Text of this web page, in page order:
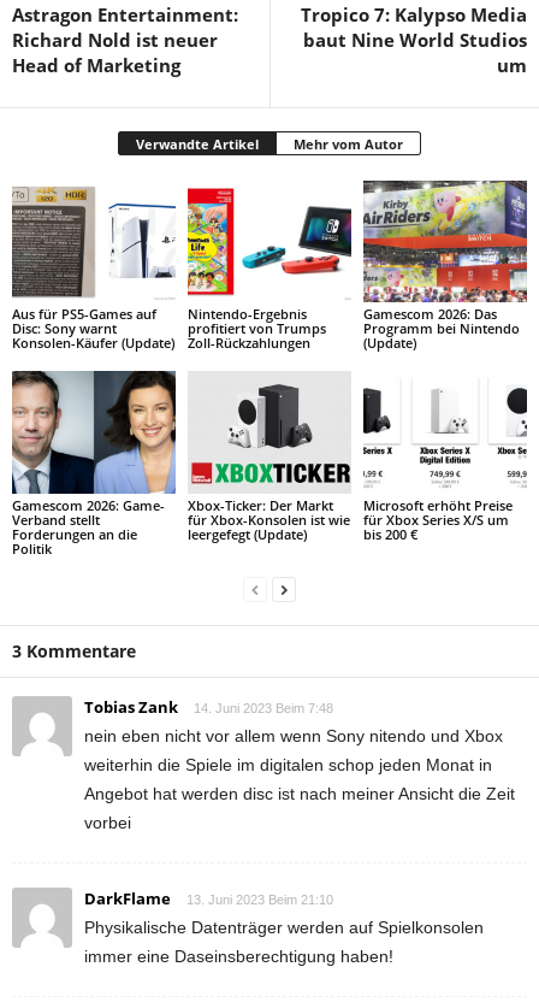
Astragon Entertainment:
Richard Nold ist neuer
Head of Marketing
Tropico 7: Kalypso Media
baut Nine World Studios
um
Verwandte Artikel Mehr vom Autor
Aus für PS5-Games auf
Disc: Sony warnt
Konsolen-Käufer (Update)
Nintendo-Ergebnis
profitiert von Trumps
Zoll-Rückzahlungen
Gamescom 2026: Das
Programm bei Nintendo
(Update)
Gamescom 2026: Game-
Verband stellt
Forderungen an die
Politik
Xbox-Ticker: Der Markt
für Xbox-Konsolen ist wie
leergefegt (Update)
Microsoft erhöht Preise
für Xbox Series X/S um
bis 200 €
3 Kommentare
Tobias Zank 14. Juni 2023 Beim 7:48
nein eben nicht vor allem wenn Sony nitendo und Xbox
weiterhin die Spiele im digitalen schop jeden Monat in
Angebot hat werden disc ist nach meiner Ansicht die Zeit
vorbei
DarkFlame 13. Juni 2023 Beim 21:10
Physikalische Datenträger werden auf Spielkonsolen
immer eine Daseinsberechtigung haben!